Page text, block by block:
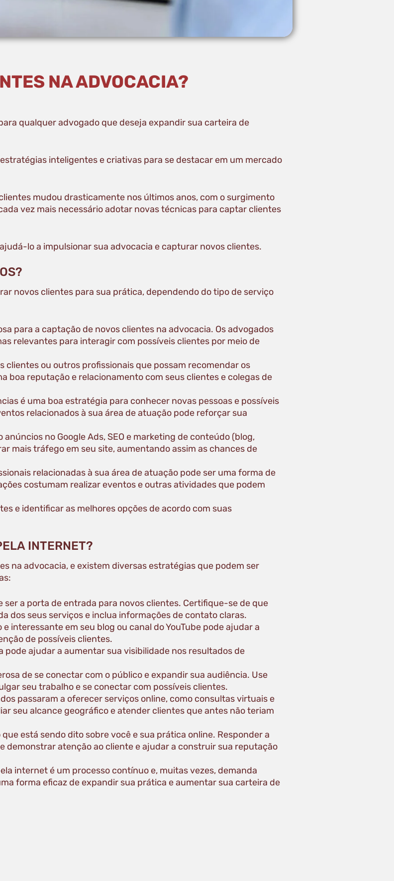
NA ADVOCACIA?
qualquer advogado que deseja expandir sua carteira de
inteligentes e criativas para se destacar em um mercado
mudou drasticamente nos últimos anos, com o surgimento
vez mais necessário adotar novas técnicas para captar clientes
lo a impulsionar sua advocacia e capturar novos clientes.
novos clientes para sua prática, dependendo do tipo de serviço
para a captação de novos clientes na advocacia. Os advogados
relevantes para interagir com possíveis clientes por meio de
clientes ou outros profissionais que possam recomendar os
boa reputação e relacionamento com seus clientes e colegas de
é uma boa estratégia para conhecer novas pessoas e possíveis
relacionados à sua área de atuação pode reforçar sua
no Google Ads, SEO e marketing de conteúdo (blog,
mais tráfego em seu site, aumentando assim as chances de
relacionadas à sua área de atuação pode ser uma forma de
costumam realizar eventos e outras atividades que podem
e identificar as melhores opções de acordo com suas
INTERNET?
na advocacia, e existem diversas estratégias que podem ser
a porta de entrada para novos clientes. Certifique-se de que
dos seus serviços e inclua informações de contato claras.
interessante em seu blog ou canal do YouTube pode ajudar a
de possíveis clientes.
pode ajudar a aumentar sua visibilidade nos resultados de
de se conectar com o público e expandir sua audiência. Use
seu trabalho e se conectar com possíveis clientes.
passaram a oferecer serviços online, como consultas virtuais e
seu alcance geográfico e atender clientes que antes não teriam
está sendo dito sobre você e sua prática online. Responder a
demonstrar atenção ao cliente e ajudar a construir sua reputação
internet é um processo contínuo e, muitas vezes, demanda
forma eficaz de expandir sua prática e aumentar sua carteira de